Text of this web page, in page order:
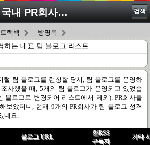
국내 PR회사들이 운영하는 대표 팀 블로그 리스트 검색
트랙백 방명록
하는 대표 팀 블로그 리스트
털 팀 블로그를 런칭할 당시, 팀 블로그를 운영하
사했을 때, 5개의 팀 블로그가 운영되고 있었습
블로그로 변경되어 리스트에서 제외). PR회사들
보았더니, 현재 9개의PR회사가 팀 블로그 성격
네요.
블로그URL
한RSS
구독자
기타